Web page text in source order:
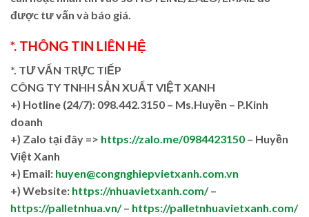
được tư vấn và báo giá.
*. THÔNG TIN LIÊN HỆ
*. TƯ VẤN TRỰC TIẾP
CÔNG TY TNHH SẢN XUẤT VIỆT XANH
+) Hotline (24/7): 098.442.3150 – Ms.Huyền – P.Kinh
doanh
+) Zalo tại đây => https://zalo.me/0984423150 – Huyền
Việt Xanh
+) Email: huyen@congnghiepvietxanh.com.vn
+) Website: https://nhuavietxanh.com/–
https://palletnhua.vn/– https://palletnhuavietxanh.com/